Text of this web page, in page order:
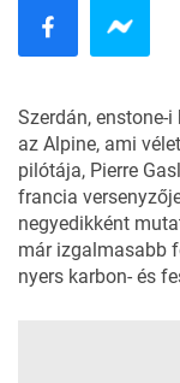
Szerdán,
az Alpine, ami
pilótája, Pierre
francia
negyedikként
már izgalmasabb
nyers karbon- és